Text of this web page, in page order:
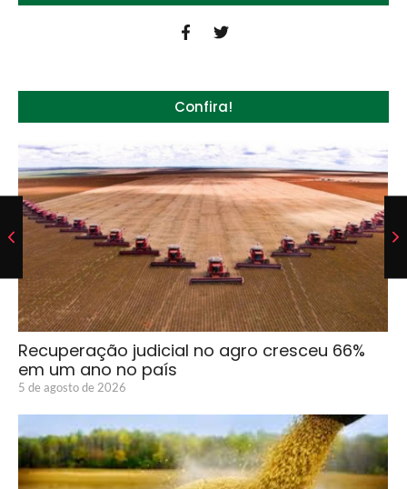
Confira!
Recuperação judicial no agro cresceu 66%
em um ano no país
5 de agosto de 2026